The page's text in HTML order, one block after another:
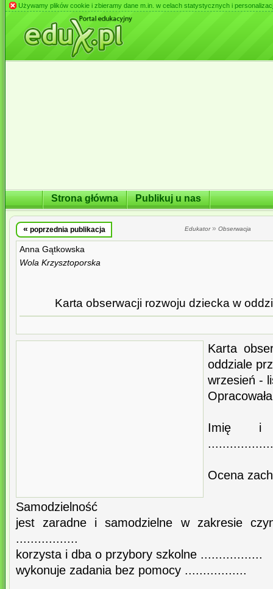
Używamy plików cookie i zbieramy dane m.in. w celach statystycznych i
Strona główna Publikuj u nas
« poprzednia publikacja Edukator» Obserwacja
Anna Gątkowska
Wola Krzysztoporska
Karta obserwacji rozwoju dziecka w
Karta
oddziale
wrzesień -
Imię i
Ocena
Samodzielność
jest zaradne i samodzielne w zakresie
.................
korzysta i dba o przybory szkolne .................
wykonuje zadania bez pomocy .................